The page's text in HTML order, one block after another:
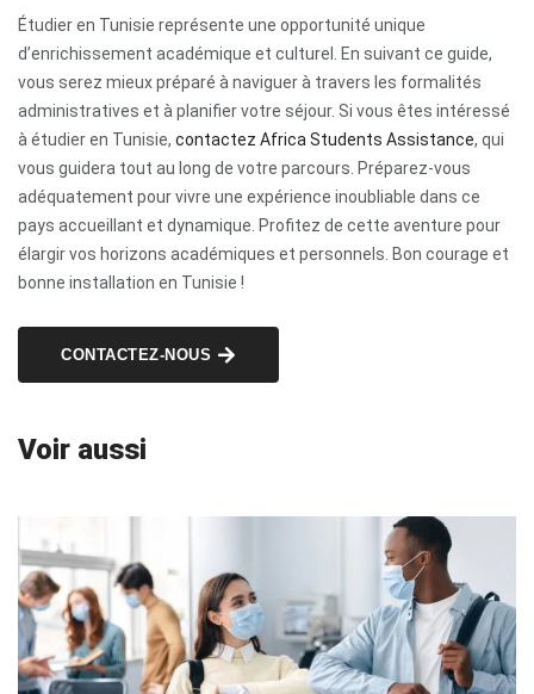
Étudier en Tunisie représente une opportunité unique
d’enrichissement académique et culturel. En suivant ce guide,
vous serez mieux préparé à naviguer à travers les formalités
administratives et à planifier votre séjour. Si vous êtes intéressé
à étudier en Tunisie, contactez Africa Students Assistance, qui
vous guidera tout au long de votre parcours. Préparez-vous
adéquatement pour vivre une expérience inoubliable dans ce
pays accueillant et dynamique. Profitez de cette aventure pour
élargir vos horizons académiques et personnels. Bon courage et
bonne installation en Tunisie !
CONTACTEZ-NOUS
Voir aussi